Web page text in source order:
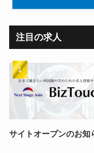
注目の求人
サイトオープンのお知